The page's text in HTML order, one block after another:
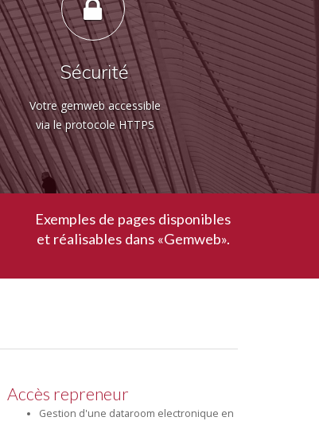
Sécurité
Votre gemweb accessible
via le protocole HTTPS
Exemples de pages disponibles
et réalisables dans «Gemweb».
Accès repreneur
Gestion d'une dataroom electronique en